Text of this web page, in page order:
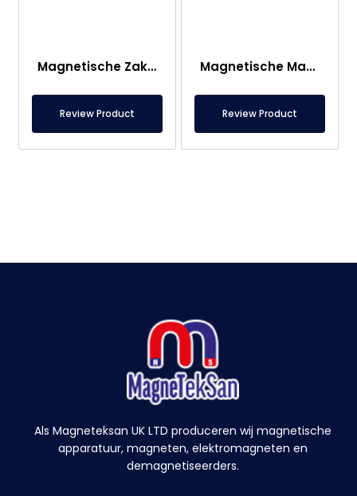
Magnetische Zakfilterkop
Review Product
Magnetische Mat – Voor Onder Voet – Voedselveilig
Review Product
Als Magneteksan UK LTD produceren wij magnetische
apparatuur, magneten, elektromagneten en
demagnetiseerders.